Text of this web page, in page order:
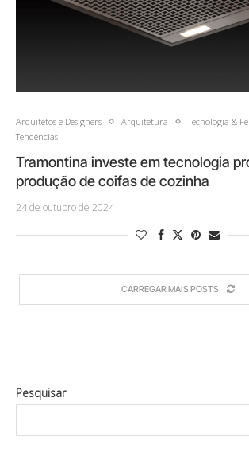
Arquitetos e Designers Arquitetura
Tecnologia &
Tendências
Tramontina investe em tecnologia
produção de coifas de cozinha
24 de outubro de 2024
CARREGAR MAIS POSTS
Pesquisar